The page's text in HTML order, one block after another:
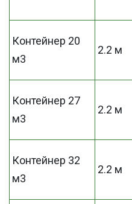
Контейнер 20
м3
2.2 м
Контейнер 27
м3
2.2 м
Контейнер 32
м3
2.2 м